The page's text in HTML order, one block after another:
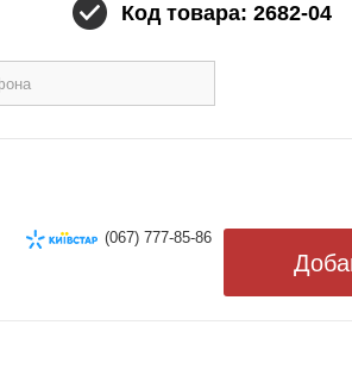
Код товара: 2682-04
(067) 777-85-86